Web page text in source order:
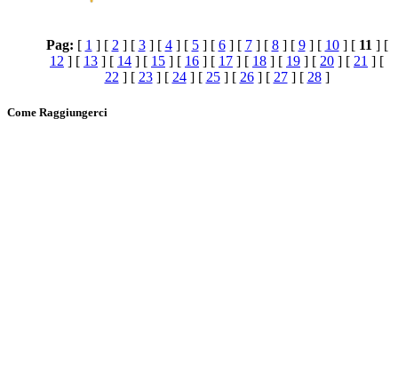
Pag: [ 1 ] [ 2] [ 3] [ 4] [ 5] [ 6] [ 7] [ 8] [ 9] [ 10] [ 11] [
12 ] [ 13 ] [ 14 ] [ 15 ] [ 16 ] [ 17 ] [ 18 ] [ 19 ] [ 20 ] [ 21 ] [
22] [ 23] [ 24] [ 25] [ 26] [ 27] [ 28]
Come Raggiungerci